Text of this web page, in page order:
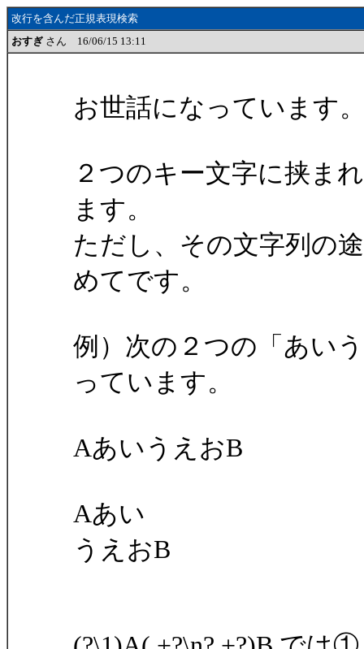
改行を含んだ正規表現検索
おすぎ さん 16/06/15 13:11
お世話になっています
２つのキー文字に挟ま
ます。
ただし、その文字列の
めてです。
例）次の２つの「あい
っています。
AあいうえおB
Aあい
うえおB